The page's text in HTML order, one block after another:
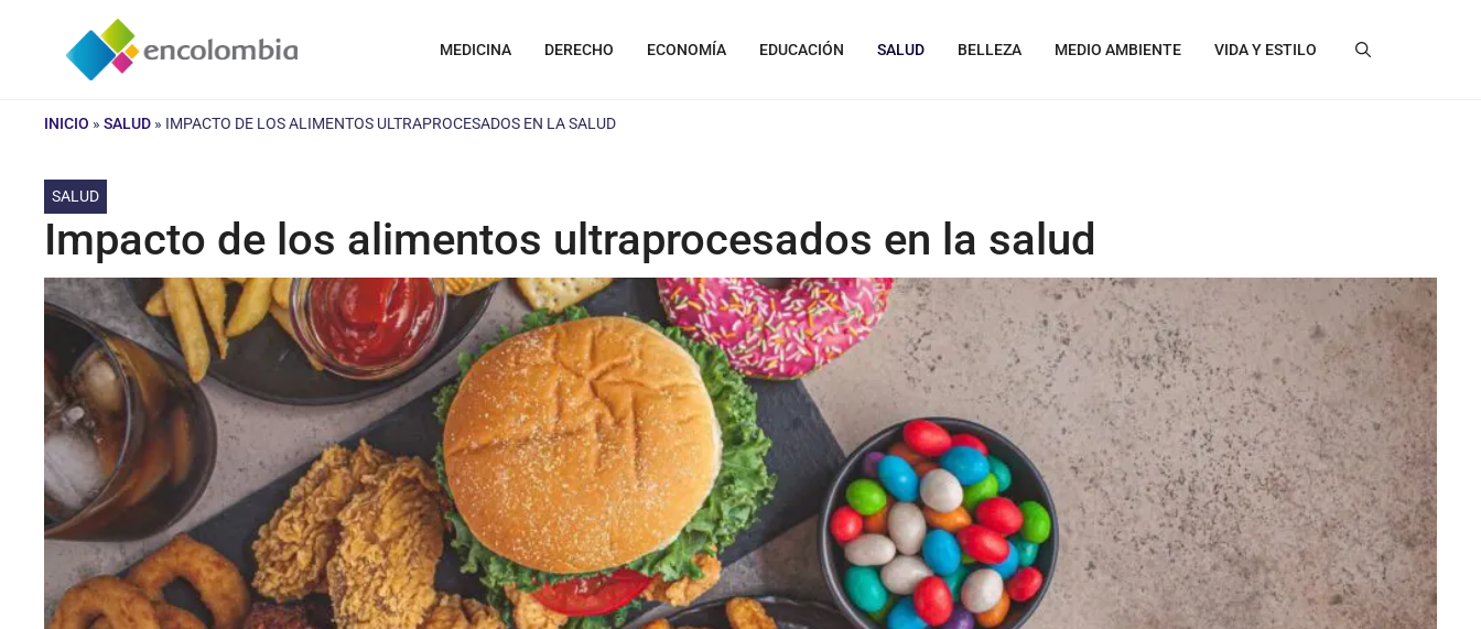
contenido
MEDICINA DERECHO ECONOMÍA EDUCACIÓN SALUD BELLEZA MEDIO AMBIENTE VIDA Y ESTILO
INICIO » SALUD » IMPACTO DE LOS ALIMENTOS ULTRAPROCESADOS EN LA SALUD
SALUD
Impacto de los alimentos ultraprocesados en la salud